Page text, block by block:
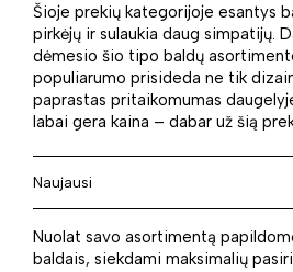
Šioje prekių kategorijoje esantys
pirkėjų ir sulaukia daug simpatijų.
dėmesio šio tipo baldų
populiarumo prisideda ne tik
paprastas pritaikomumas
labai gera kaina – dabar už šią
Naujausi
Nuolat savo asortimentą
baldais, siekdami maksimalių